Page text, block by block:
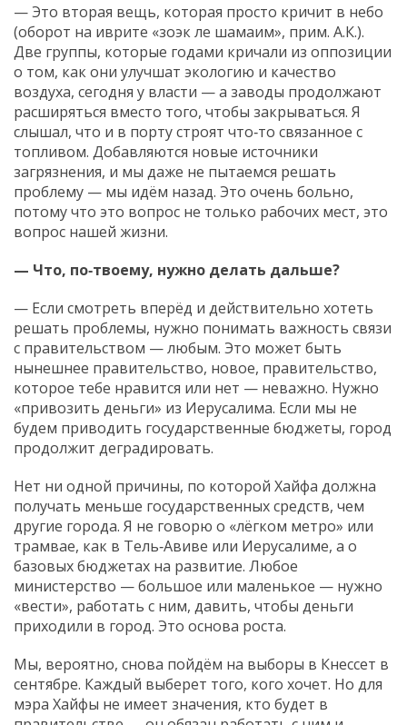
— Это вторая вещь, которая просто кричит в небо
(оборот на иврите «зоэк ле шамаим», прим. А.К.).
Две группы, которые годами кричали из оппозиции
о том, как они улучшат экологию и качество
воздуха, сегодня у власти — а заводы продолжают
расширяться вместо того, чтобы закрываться. Я
слышал, что и в порту строят что‑то связанное с
топливом. Добавляются новые источники
загрязнения, и мы даже не пытаемся решать
проблему — мы идём назад. Это очень больно,
потому что это вопрос не только рабочих мест, это
вопрос нашей жизни.
— Что, по‑твоему, нужно делать дальше?
— Если смотреть вперёд и действительно хотеть
решать проблемы, нужно понимать важность связи
с правительством — любым. Это может быть
нынешнее правительство, новое, правительство,
которое тебе нравится или нет — неважно. Нужно
«привозить деньги» из Иерусалима. Если мы не
будем приводить государственные бюджеты, город
продолжит деградировать.
Нет ни одной причины, по которой Хайфа должна
получать меньше государственных средств, чем
другие города. Я не говорю о «лёгком метро» или
трамвае, как в Тель‑Авиве или Иерусалиме, а о
базовых бюджетах на развитие. Любое
министерство — большое или маленькое — нужно
«вести», работать с ним, давить, чтобы деньги
приходили в город. Это основа роста.
Мы, вероятно, снова пойдём на выборы в Кнессет в
сентябре. Каждый выберет того, кого хочет. Но для
мэра Хайфы не имеет значения, кто будет в